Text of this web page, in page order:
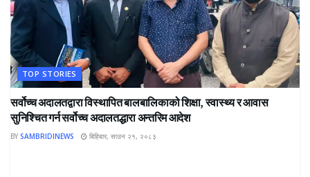
TOP STORIES
सर्वोच्च अदालतद्वारा विस्थापित बालबालिकाको शिक्षा, स्वास्थ्य र आवास
सुनिश्चित गर्न सर्वोच्च अदालतद्धारा अन्तरिम आदेश
BY SAMBRIDINEWS बिहिबार, साउन २१, २०८३